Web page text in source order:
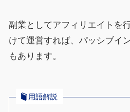
副業としてアフィリエイトを
けて運営すれば、パッシブイ
もあります。
用語解説